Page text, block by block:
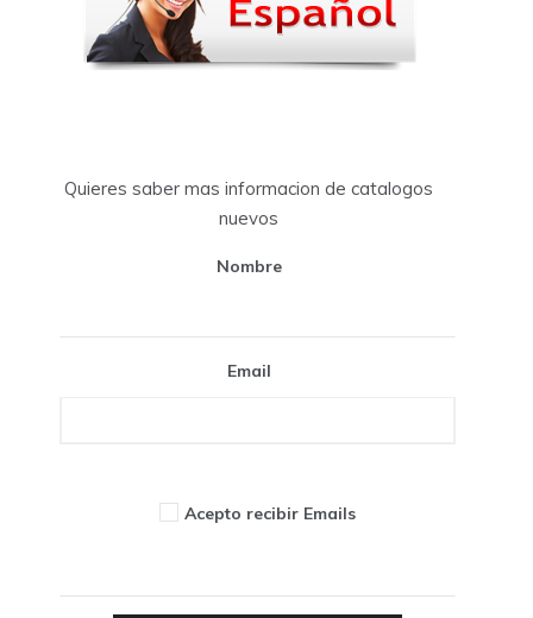
Quieres saber mas informacion de catalogos
nuevos
Nombre
Email
Acepto recibir Emails